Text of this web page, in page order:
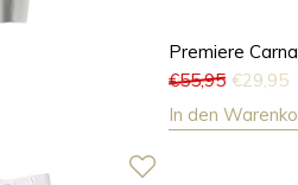
Premiere
€55,95 €29,95
In den